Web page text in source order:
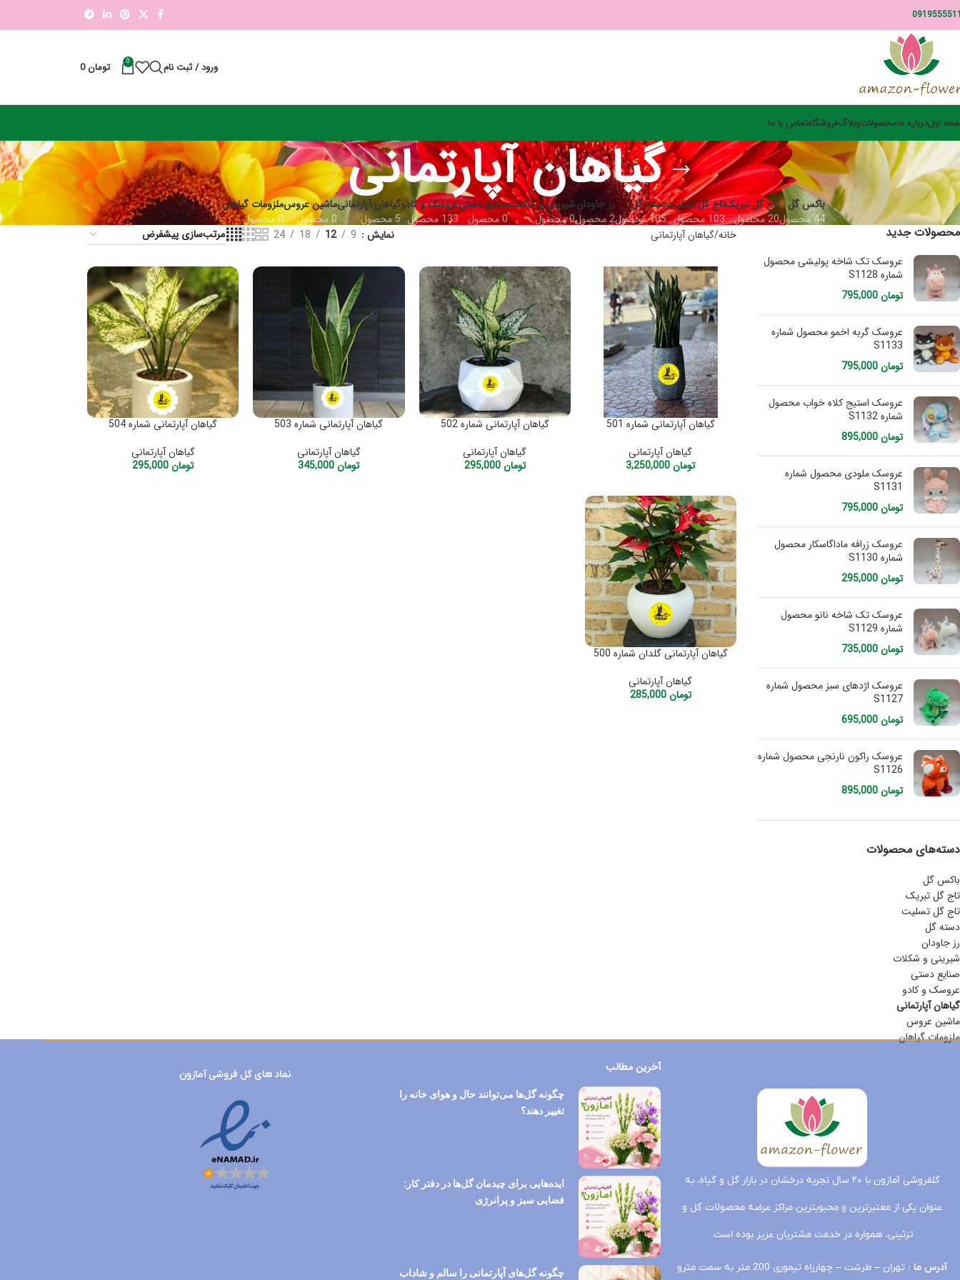
ورود / ثبت نام 0 تومان0
اولدرباره مامحصولاتوبلاگفروشگاهتماس با ما
گیاهان آپارتمانی
باکس گل
44 محصول
تاج گل تبریک
20 محصول
تاج گل تسلیت
103 محصول
دسته گل
105 محصول
رز جاودان
2 محصول
شیرینی و شکلات
0 محصول
صنایع دستی
0 محصول
عروسک و کادو
133 محصول
گیاهان آپارتمانی
5 محصول
ماشین عروس
0 محصول
ملزومات گیاهان
0 محصول
محصولات جدید
عروسک تک شاخه پولیشی محصول
شماره S1128
تومان
عروسک گربه اخمو محصول شماره
S1133
تومان
عروسک استیج کلاه خواب محصول
شماره S1132
تومان
عروسک ملودی محصول شماره
S1131
تومان
عروسک زرافه ماداگاسکار محصول
شماره S1130
تومان
عروسک تک شاخه نانو محصول
شماره S1129
تومان
عروسک اژدهای سبز محصول شماره
S1127
تومان
عروسک راکون نارنجی محصول شماره
S1126
تومان
دسته‌های محصولات
باکس گل
تاج گل تبریک
تاج گل تسلیت
دسته گل
رز جاودان
شیرینی و شکلات
صنایع دستی
عروسک و کادو
گیاهان آپارتمانی
ماشین عروس
ملزومات گیاهان
خانه گیاهان آپارتمانی نمایش 9
12
18
24
گیاهان آپارتمانی شماره 501
گیاهان آپارتمانی
تومان3,250,000
گیاهان آپارتمانی شماره 502
گیاهان آپارتمانی
تومان295,000
گیاهان آپارتمانی شماره 503
گیاهان آپارتمانی
تومان345,000
گیاهان آپارتمانی شماره 504
گیاهان آپارتمانی
تومان295,000
گیاهان آپارتمانی گلدان شماره 500
گیاهان آپارتمانی
تومان285,000
گلفروشی آمازون با ۲۰ سال تجربه درخشان در بازار گل و گیاه، به
عنوان یکی از معتبرترین و محبوبترین مراکز عرضه محصولات گل و
تزئینی، همواره در خدمت مشتریان عزیز بوده است.
آدرس ما : تهران – طرشت – چهارراه تیموری 200 متر به سمت مترو
آخرین مطالب
چگونه گل‌ها می‌توانند حال و هوای خانه را
تغییر دهند؟
ایده‌هایی برای چیدمان گل‌ها در دفتر کار:
فضایی سبز و پرانرژی
چگونه گل‌های آپارتمانی را سالم و شاداب
نماد های گل فروشی آمازون